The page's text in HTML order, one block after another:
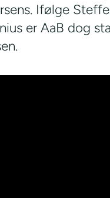
Ifølge
er AaB dog